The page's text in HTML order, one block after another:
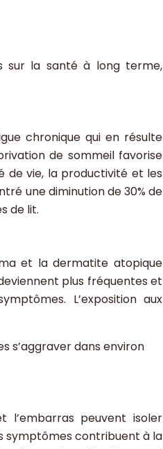
sur la santé à long terme,
chronique qui en résulte
de sommeil favorise
de vie, la productivité et les
une diminution de 30% de
de lit.
et la dermatite atopique
plus fréquentes et
L’exposition aux
s’aggraver dans environ
l’embarras peuvent isoler
symptômes contribuent à la